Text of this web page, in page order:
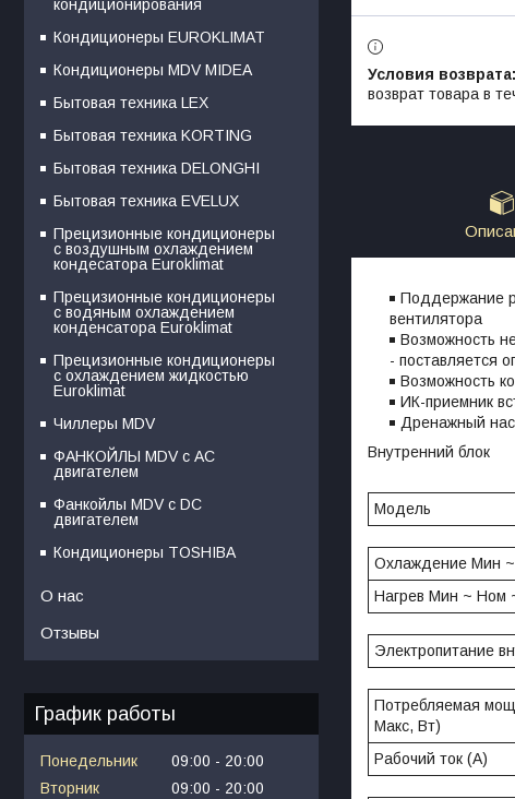
возврат товара в
Поддержание
вентилятора
Возможность
- поставляется
Возможность
ИК-приемник
Дренажный
Внутренний блок
Модель
Охлаждение Мин
Нагрев Мин ~ Ном
Электропитание
Потребляемая
Макс, Вт)
Рабочий ток (A)
кондиционирования
Кондиционеры EUROKLIMAT
Кондиционеры MDV MIDEA
Бытовая техника LEX
Бытовая техника KORTING
Бытовая техника DELONGHI
Бытовая техника EVELUX
Прецизионные кондиционеры
с воздушным охлаждением
кондесатора Euroklimat
Прецизионные кондиционеры
с водяным охлаждением
конденсатора Euroklimat
Прецизионные кондиционеры
с охлаждением жидкостью
Euroklimat
Чиллеры MDV
ФАНКОЙЛЫ MDV с АС
двигателем
Фанкойлы MDV c DC
двигателем
Кондиционеры TOSHIBA
О нас
Отзывы
График работы
Понедельник 09:00
20:00
Вторник
09:00
20:00